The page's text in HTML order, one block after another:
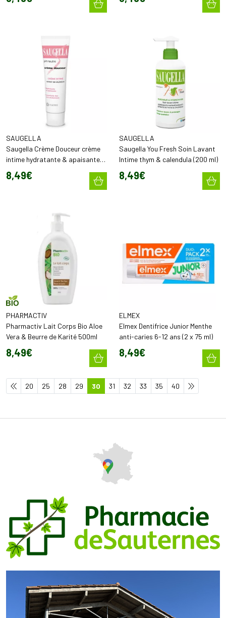
SAUGELLA
Saugella Crème Douceur crème
intime hydratante & apaisante
au calendula (30 ml)
8,49€
SAUGELLA
Saugella You Fresh Soin Lavant
Intime thym & calendula (200 ml)
8,49€
PHARMACTIV
Pharmactiv Lait Corps Bio Aloe
Vera & Beurre de Karité 500ml
8,49€
ELMEX
Elmex Dentifrice Junior Menthe
anti-caries 6-12 ans (2 x 75 ml)
8,49€
20 25 28 29 30 31 32 33 35 40